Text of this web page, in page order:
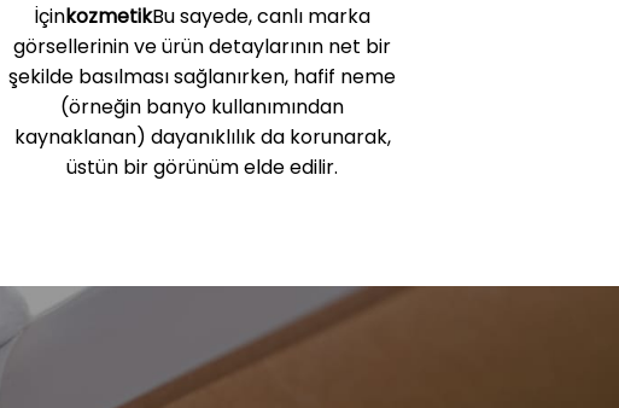
İçinkozmetikBu sayede, canlı marka
görsellerinin ve ürün detaylarının net bir
şekilde basılması sağlanırken, hafif neme
(örneğin banyo kullanımından
kaynaklanan) dayanıklılık da korunarak,
üstün bir görünüm elde edilir.